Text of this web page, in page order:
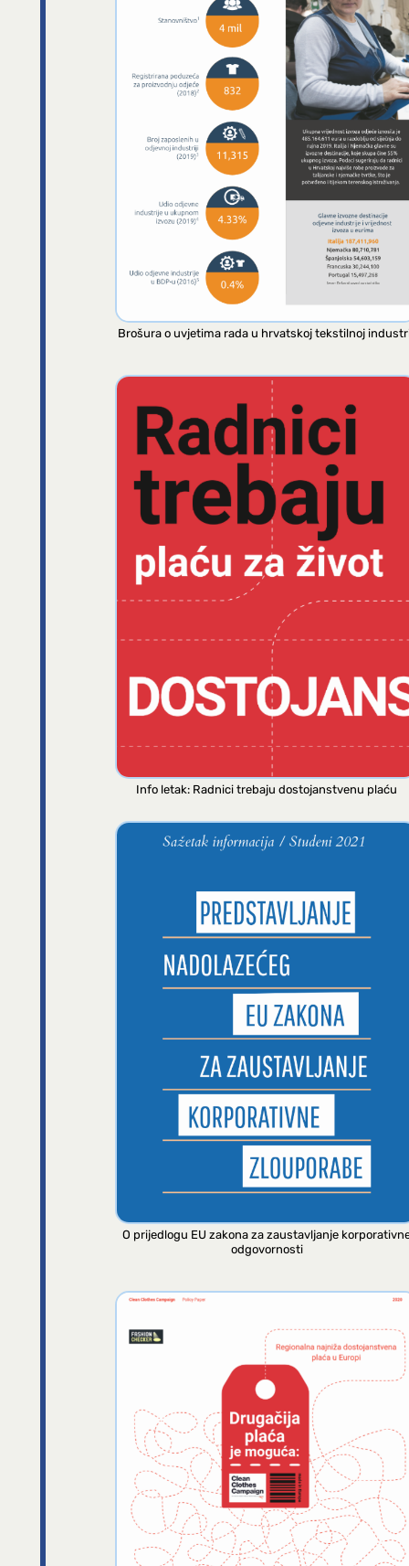
Brošura o uvjetima rada u hrvatskoj tekstilnoj
Info letak: Radnici trebaju dostojanstvenu plaću
O prijedlogu EU zakona za zaustavljanje
odgovornosti